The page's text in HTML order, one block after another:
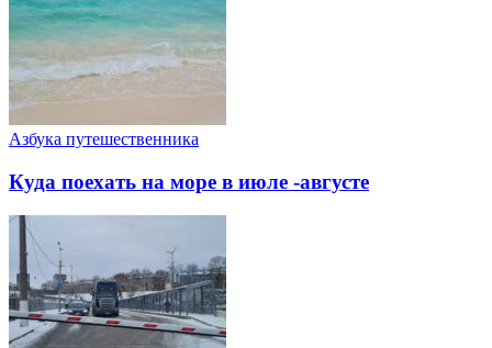
Азбука путешественника
Куда поехать на море в июле -августе